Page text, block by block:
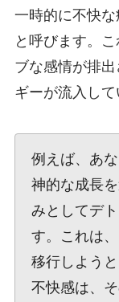
一時的に不快
と呼びます。
ブな感情が排
ギーが流入して
例えば、あ
神的な成長
みとしてデ
す。これは
移行しよう
不快感は、